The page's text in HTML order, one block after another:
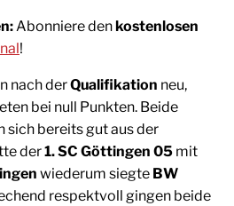
Abonniere den kostenlosen
!
nach derQualifikation neu,
bei null Punkten. Beide
sich bereits gut aus der
der1. SC Göttingen 05 mit
wiederum siegte BW
respektvoll gingen beide